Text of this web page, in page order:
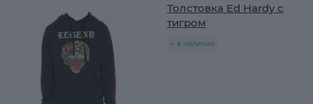
Толстовка Ed Hardy с
тигром
в наличии